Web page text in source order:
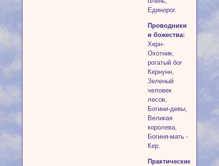
Единорог.
Проводники
и божества:
Херн-
Охотник,
рогатый бог
Кернунн,
Зеленый
человек
лесов,
Богини-девы,
Великая
королева,
Богиня-мать -
Кер.
Практические